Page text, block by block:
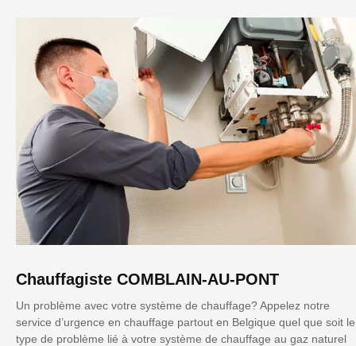
Chauffagiste COMBLAIN-AU-PONT
Un problème avec votre système de chauffage? Appelez notre
service d’urgence en chauffage partout en Belgique quel que soit le
type de problème lié à votre système de chauffage au gaz naturel